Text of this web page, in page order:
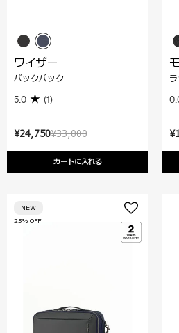
¥33,000
¥24,750
カートに入れる
ワイザー
バックパック
5.0 (1)
25% OFF
NEW